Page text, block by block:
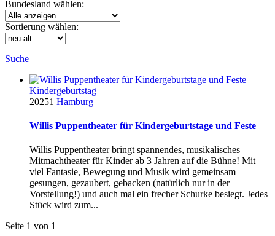
Bundesland wählen:
Sortierung wählen:
Suche
Kindergeburtstag
20251 Hamburg
Willis Puppentheater für Kindergeburtstage und Feste
Willis Puppentheater bringt spannendes, musikalisches
Mitmachtheater für Kinder ab 3 Jahren auf die Bühne! Mit
viel Fantasie, Bewegung und Musik wird gemeinsam
gesungen, gezaubert, gebacken (natürlich nur in der
Vorstellung!) und auch mal ein frecher Schurke besiegt. Jedes
Stück wird zum...
Seite 1 von 1